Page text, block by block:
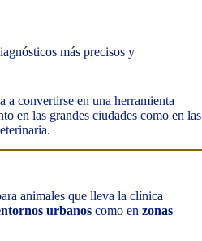
más precisos y
a convertirse en una herramienta
en las grandes ciudades como en las
animales que lleva la clínica
urbanos como en zonas